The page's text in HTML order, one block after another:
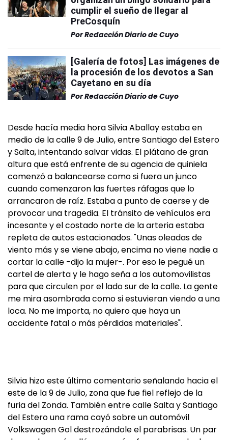
cumplir el sueño de llegar al
PreCosquín
PorRedacción Diario de Cuyo
[Galería de fotos] Las imágenes de
la procesión de los devotos a San
Cayetano en su día
PorRedacción Diario de Cuyo
Desde hacía media hora Silvia Aballay estaba en
medio de la calle 9 de Julio, entre Santiago del Estero
y Salta, intentando salvar vidas. El plátano de gran
altura que está enfrente de su agencia de quiniela
comenzó a balancearse como si fuera un junco
cuando comenzaron las fuertes ráfagas que lo
arrancaron de raíz. Estaba a punto de caerse y de
provocar una tragedia. El tránsito de vehículos era
incesante y el costado norte de la arteria estaba
repleta de autos estacionados. "Unas oleadas de
viento más y se viene abajo, encima no viene nadie a
cortar la calle -dijo la mujer-. Por eso le pegué un
cartel de alerta y le hago seña a los automovilistas
para que circulen por el lado sur de la calle. La gente
me mira asombrada como si estuvieran viendo a una
loca. No me importa, no quiero que haya un
accidente fatal o más pérdidas materiales".
Silvia hizo este último comentario señalando hacia el
este de la 9 de Julio, zona que fue fiel reflejo de la
furia del Zonda. También entre calle Salta y Santiago
del Estero una rama cayó sobre un automóvil
Volkswagen Gol destrozándole el parabrisas. Un par